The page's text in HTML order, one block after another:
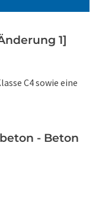
1]
C4 sowie eine
- Beton